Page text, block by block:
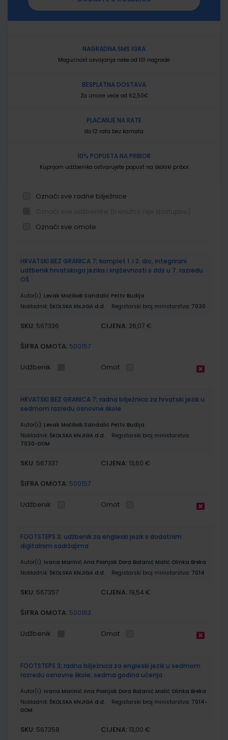
NAGRADNA SMS IGRA
Mogućnost osvajanja neke od 101 nagrade
BESPLATNA DOSTAVA
Za iznose veće od 62,50€
PLAĆANJE NA RATE
do 12 rata bez kamata
10% POPUSTA NA PRIBOR
Kupnjom udžbenika ostvarujete popust na školski pribor
Označi sve radne bilježnice
Označi sve omote
proizvodi
HRVATSKI BEZ GRANICA 7; komplet 1. i 2. dio, integrirani
udžbenik hrvatskoga jezika i književnosti s dds u 7. razredu
OŠ
Autor(i): Levak Močibob Sandalić Pettv Budija
Nakladnik: ŠKOLSKA KNJIGA d.d. Registarski broj ministarstva: 7030
SKU: 567336 CIJENA: 26,07 €
ŠIFRA OMOTA: 500157
Udžbenik Omot
HRVATSKI BEZ GRANICA 7; radna bilježnica za hrvatski jezik u
sedmom razredu osnovne škole
Autor(i): Levak Močibob Sandalić Pettv Budija
Nakladnik: ŠKOLSKA KNJIGA d.d.
Registarski broj ministarstva:
7030-DOM
SKU: 567337 CIJENA: 13,60 €
ŠIFRA OMOTA: 500157
Udžbenik Omot
FOOTSTEPS 3; udžbenik za engleski jezik s dodatnim
digitalnim sadržajima
Autor(i): Ivana Marinić Ana Posnjak Dora Božanić Malić Olinka Breka
Nakladnik: ŠKOLSKA KNJIGA d.d. Registarski broj ministarstva: 7014
SKU: 567357 CIJENA: 19,54 €
ŠIFRA OMOTA: 500163
Udžbenik Omot
FOOTSTEPS 3; radna bilježnica za engleski jezik u sedmom
razredu osnovne škole, sedma godina učenja
Autor(i): Ivana Marinić Ana Posnjak Dora Božanić Malić Olinka Breka
Nakladnik: ŠKOLSKA KNJIGA d.d. Registarski broj ministarstva: 7014-
DOM
SKU: 567358 CIJENA: 13,00 €